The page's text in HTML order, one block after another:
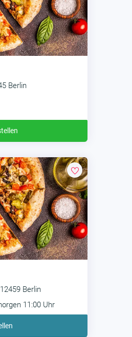
Berlin
Berlin
11:00 Uhr